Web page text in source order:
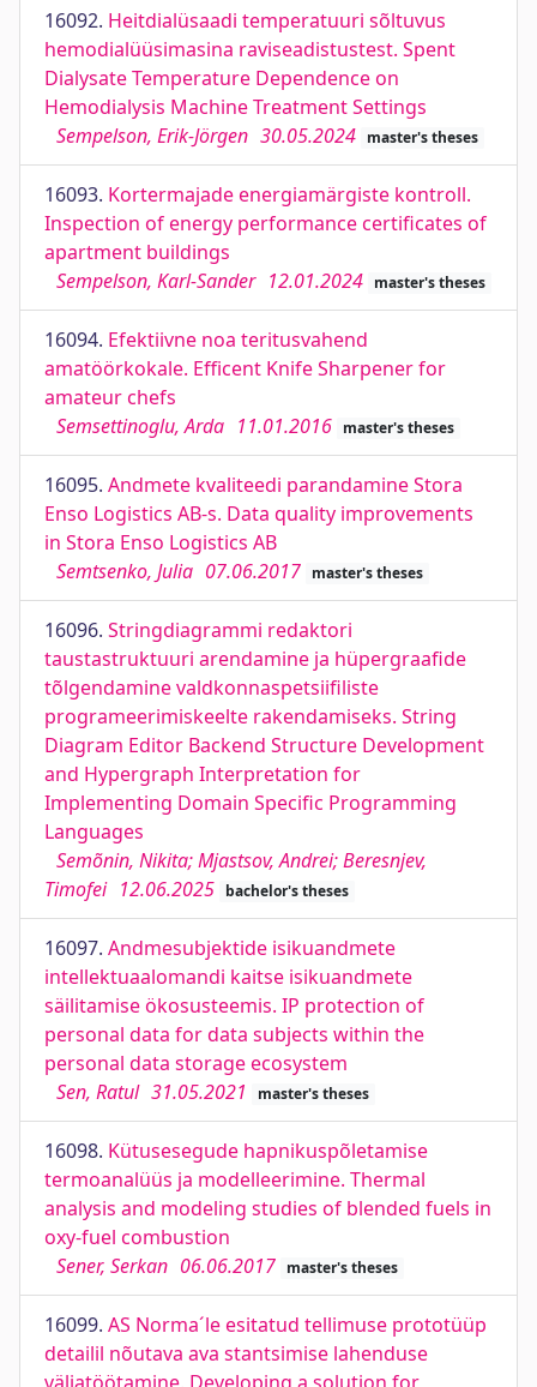
16092. Heitdialüsaadi temperatuuri sõltuvus
hemodialüüsimasina raviseadistustest. Spent
Dialysate Temperature Dependence on
Hemodialysis Machine Treatment Settings
Sempelson, Erik-Jörgen 30.05.2024 master's theses
16093. Kortermajade energiamärgiste kontroll.
Inspection of energy performance certificates of
apartment buildings
Sempelson, Karl-Sander 12.01.2024 master's theses
16094. Efektiivne noa teritusvahend
amatöörkokale. Efficent Knife Sharpener for
amateur chefs
Semsettinoglu, Arda 11.01.2016 master's theses
16095. Andmete kvaliteedi parandamine Stora
Enso Logistics AB-s. Data quality improvements
in Stora Enso Logistics AB
Semtsenko, Julia 07.06.2017 master's theses
16096. Stringdiagrammi redaktori
taustastruktuuri arendamine ja hüpergraafide
tõlgendamine valdkonnaspetsiifiliste
programeerimiskeelte rakendamiseks. String
Diagram Editor Backend Structure Development
and Hypergraph Interpretation for
Implementing Domain Specific Programming
Languages
Semõnin, Nikita; Mjastsov, Andrei; Beresnjev,
Timofei 12.06.2025 bachelor's theses
16097. Andmesubjektide isikuandmete
intellektuaalomandi kaitse isikuandmete
säilitamise ökosusteemis. IP protection of
personal data for data subjects within the
personal data storage ecosystem
Sen, Ratul 31.05.2021 master's theses
16098. Kütusesegude hapnikuspõletamise
termoanalüüs ja modelleerimine. Thermal
analysis and modeling studies of blended fuels in
oxy-fuel combustion
Sener, Serkan 06.06.2017 master's theses
16099. AS Norma´le esitatud tellimuse prototüüp
detailil nõutava ava stantsimise lahenduse